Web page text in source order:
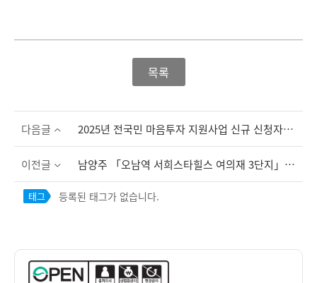
목록
다음글 2025년 전국민 마음투자 지원사업 신규 신청자 추가모집 안내
이전글 남양주 「오남역 서희스타힐스 여의재 3단지」 장애인 특별공급 안내
태그 등록된 태그가 없습니다.